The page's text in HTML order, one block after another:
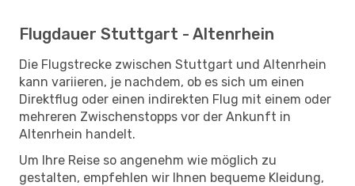
Flugdauer Stuttgart - Altenrhein
Die Flugstrecke zwischen Stuttgart und Altenrhein
kann variieren, je nachdem, ob es sich um einen
Direktflug oder einen indirekten Flug mit einem oder
mehreren Zwischenstopps vor der Ankunft in
Altenrhein handelt.
Um Ihre Reise so angenehm wie möglich zu
gestalten, empfehlen wir Ihnen bequeme Kleidung,